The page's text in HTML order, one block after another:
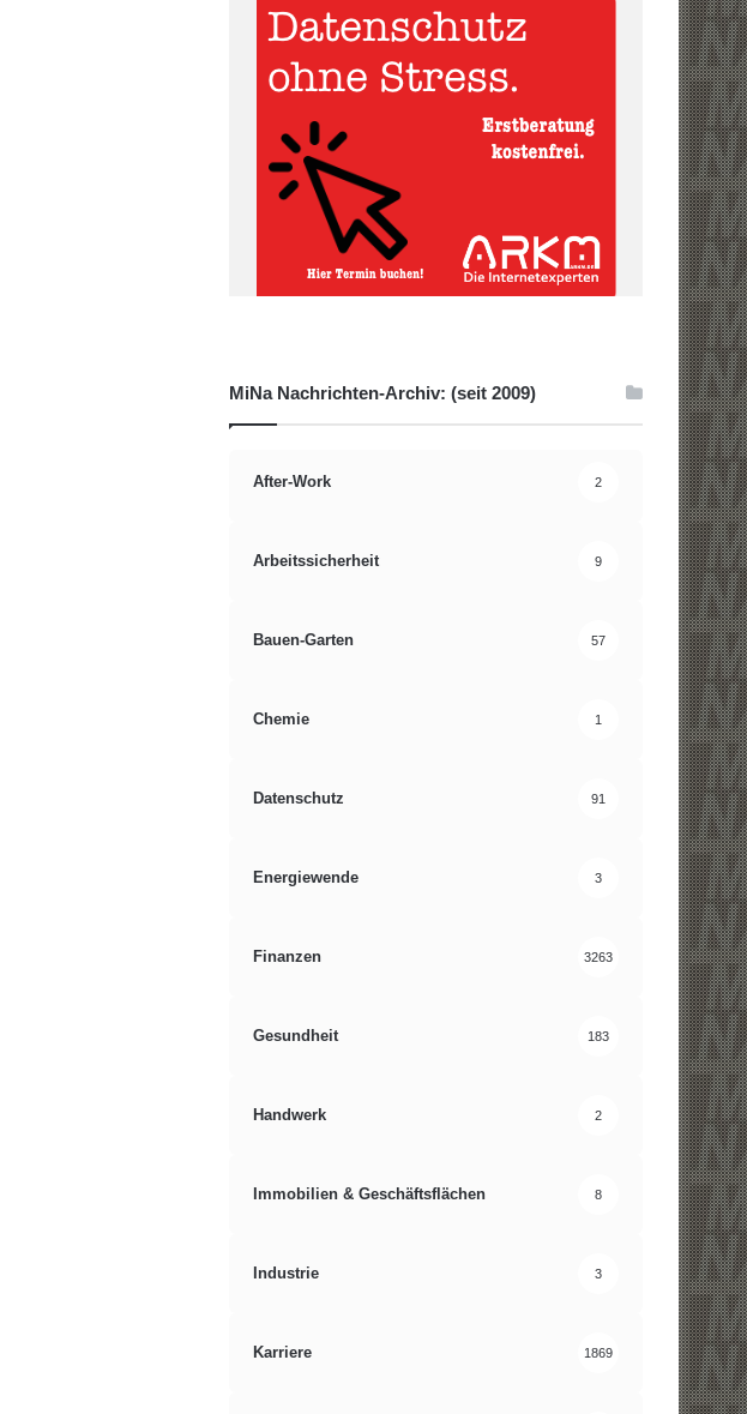
MiNa Nachrichten-Archiv: (seit 2009)
After-Work 2
Arbeitssicherheit 9
Bauen-Garten 57
Chemie 1
Datenschutz 91
Energiewende 3
Finanzen 3263
Gesundheit 183
Handwerk 2
Immobilien & Geschäftsflächen 8
Industrie 3
Karriere 1869